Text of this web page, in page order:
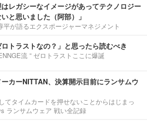
はレガシーなイメージがあってテクノロジー
と思いました（阿部）」
平が語るエクスポージャーマネジメント
ロトラストなの？」と思ったら読むべき
流 ” ゼロトラストここに爆誕
カーNITTAN、決算開示目前にランサムウ
てタイムカードを押せないことからはじまっ
ランサムウェア 戦い全記録